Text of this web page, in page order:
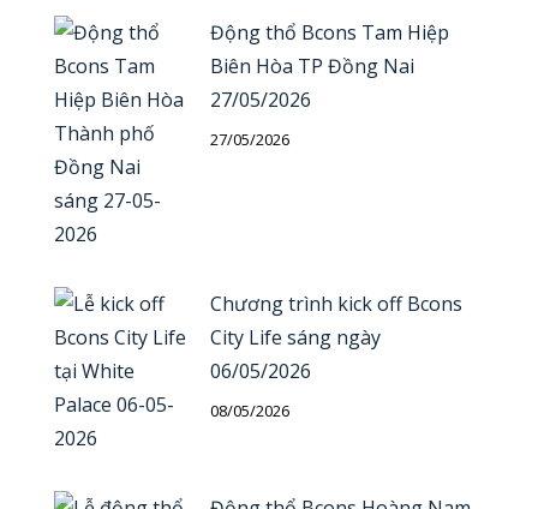
Động thổ Bcons Tam Hiệp
Biên Hòa TP Đồng Nai
27/05/2026
27/05/2026
Chương trình kick off Bcons
City Life sáng ngày
06/05/2026
08/05/2026